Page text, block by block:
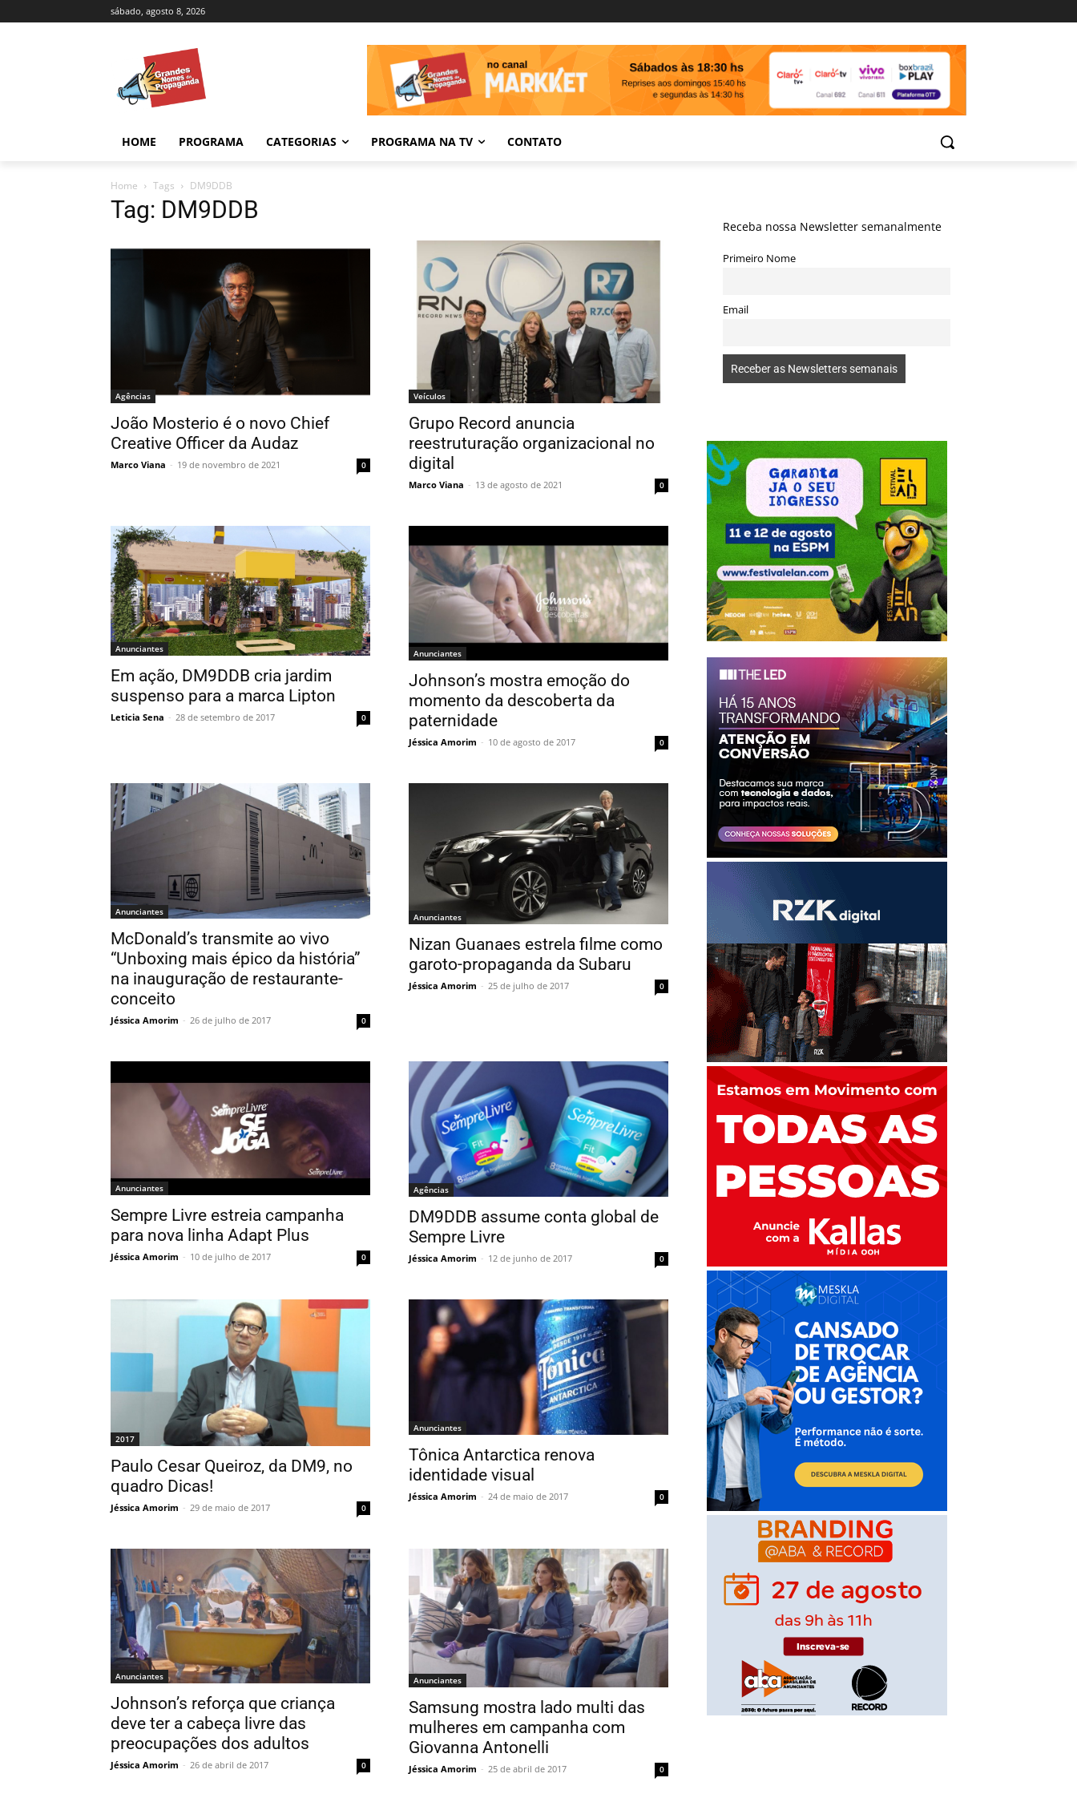
sábado, agosto 8, 2026
HOME PROGRAMA CATEGORIAS PROGRAMA NA TV CONTATO
Home Tags DM9DDB
Tag: DM9DDB
Agências
João Mosterio é o novo Chief
Creative Officer da Audaz
Marco Viana - 19 de novembro de 2021 0
Veículos
Grupo Record anuncia
reestruturação organizacional no
digital
Marco Viana - 13 de agosto de 2021 0
Anunciantes
Em ação, DM9DDB cria jardim
suspenso para a marca Lipton
Leticia Sena - 28 de setembro de 2017 0
Anunciantes
Johnson’s mostra emoção do
momento da descoberta da
paternidade
Jéssica Amorim - 10 de agosto de 2017 0
Anunciantes
McDonald’s transmite ao vivo
“Unboxing mais épico da história”
na inauguração de restaurante-
conceito
Jéssica Amorim - 26 de julho de 2017 0
Anunciantes
Nizan Guanaes estrela filme como
garoto-propaganda da Subaru
Jéssica Amorim - 25 de julho de 2017 0
Anunciantes
Sempre Livre estreia campanha
para nova linha Adapt Plus
Jéssica Amorim - 10 de julho de 2017 0
Agências
DM9DDB assume conta global de
Sempre Livre
Jéssica Amorim - 12 de junho de 2017 0
2017
Paulo Cesar Queiroz, da DM9, no
quadro Dicas!
Jéssica Amorim - 29 de maio de 2017 0
Anunciantes
Tônica Antarctica renova
identidade visual
Jéssica Amorim - 24 de maio de 2017 0
Anunciantes
Johnson’s reforça que criança
deve ter a cabeça livre das
preocupações dos adultos
Jéssica Amorim - 26 de abril de 2017 0
Anunciantes
Samsung mostra lado multi das
mulheres em campanha com
Giovanna Antonelli
Jéssica Amorim - 25 de abril de 2017 0
Receba nossa Newsletter semanalmente
Primeiro Nome
Email